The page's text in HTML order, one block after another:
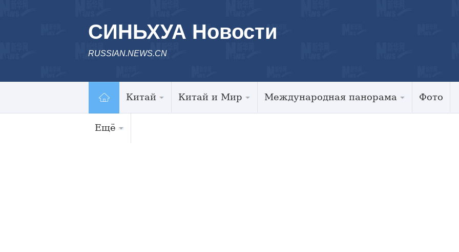
СИНЬХУА Новости
RUSSIAN.NEWS.CN
Китай Китай и Мир Международная панорама Фото
Ещё